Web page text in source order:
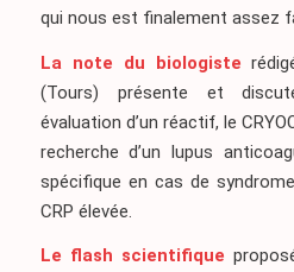
qui nous est finalement assez
La note du biologiste
(Tours) présente et
évaluation d’un réactif, le
recherche d’un lupus
spécifique en cas de
CRP élevée.
Le flash scientifique